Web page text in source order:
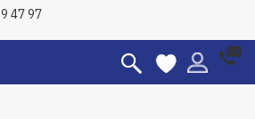
47 97